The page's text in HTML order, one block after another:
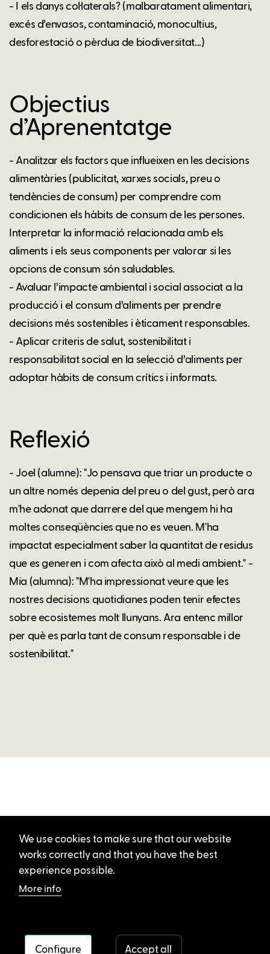
- I els danys col·laterals? (malbaratament alimentari,
excés d’envasos, contaminació, monocultius,
desforestació o pèrdua de biodiversitat...)
Objectius
d’Aprenentatge
- Analitzar els factors que influeixen en les decisions
alimentàries (publicitat, xarxes socials, preu o
tendències de consum) per comprendre com
condicionen els hàbits de consum de les persones.
Interpretar la informació relacionada amb els
aliments i els seus components per valorar si les
opcions de consum són saludables.
- Avaluar l’impacte ambiental i social associat a la
producció i el consum d’aliments per prendre
decisions més sostenibles i èticament responsables.
- Aplicar criteris de salut, sostenibilitat i
responsabilitat social en la selecció d’aliments per
adoptar hàbits de consum crítics i informats.
Reflexió
- Joel (alumne): "Jo pensava que triar un producte o
un altre només depenia del preu o del gust, però ara
m'he adonat que darrere del que mengem hi ha
moltes conseqüències que no es veuen. M'ha
impactat especialment saber la quantitat de residus
que es generen i com afecta això al medi ambient." -
Mia (alumna): "M'ha impressionat veure que les
nostres decisions quotidianes poden tenir efectes
sobre ecosistemes molt llunyans. Ara entenc millor
per què es parla tant de consum responsable i de
sostenibilitat."
We use cookies to make sure that our website
works correctly and that you have the best
experience possible.
More info
Configure Accept all